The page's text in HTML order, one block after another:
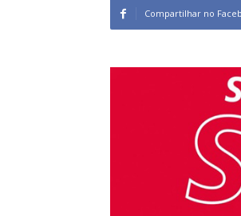
Compartilhar no